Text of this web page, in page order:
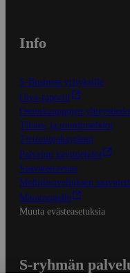
Info
S-Business yrityksille
Oiva-raportit
Osuuskauppojen
Tilaus- ja toimitusehdot
Tietosuojakäytäntö
Palvelun käyttöehdot
Saavutettavuus
Mobiilisovelluksen
Mainostajalle
Muuta evästeasetuksia
S-ryhmän